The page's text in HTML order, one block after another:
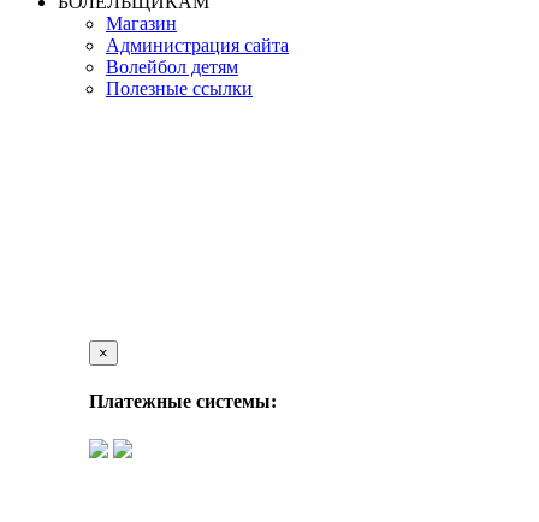
Магазин
Администрация сайта
Волейбол детям
Полезные ссылки
×
Платежные системы: